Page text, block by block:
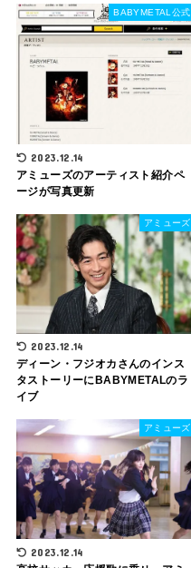
BABYMETAL公式
2023.12.14
アミューズのアーティスト紹介ペ
ージが写真更新
アミューズ
2023.12.14
ディーン・フジオカさんのインス
タストーリーにBABYMETALのラ
イブ
アミューズ
2023.12.14